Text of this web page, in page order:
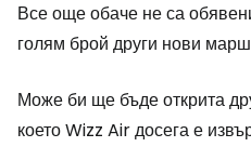
Все още обаче не са
голям брой други нови
Може би ще бъде открита
което Wizz Air досега е